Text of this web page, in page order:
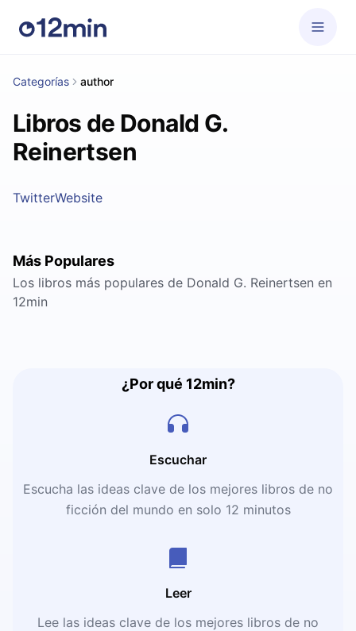
Categorías author
Libros de Donald G.
Reinertsen
TwitterWebsite
Más Populares
Los libros más populares de Donald G. Reinertsen en
12min
¿Por qué 12min?
Escuchar
Escucha las ideas clave de los mejores libros de no
ficción del mundo en solo 12 minutos
Leer
Lee las ideas clave de los mejores libros de no